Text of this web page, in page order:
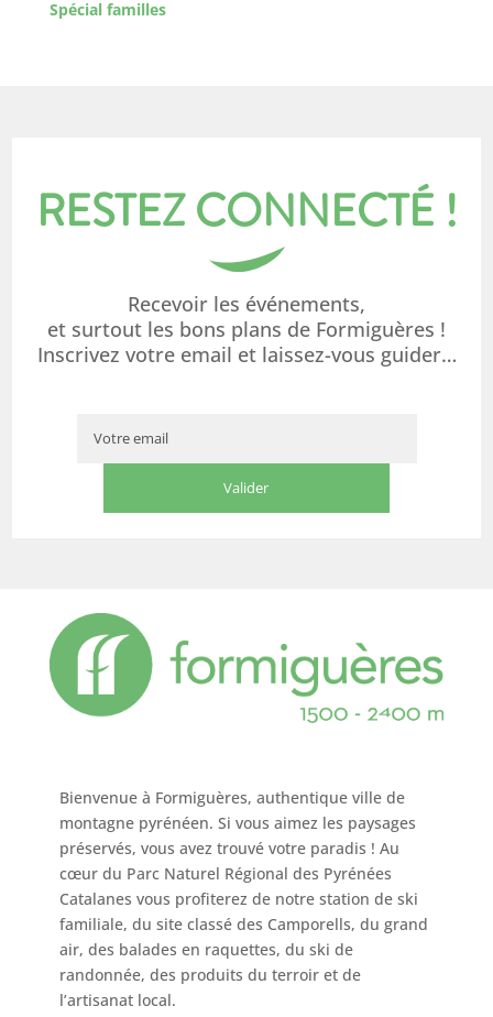
Spécial familles
RESTEZ CONNECTÉ !
Recevoir les événements,
et surtout les bons plans de Formiguères !
Inscrivez votre email et laissez-vous guider…
Bienvenue à Formiguères, authentique ville de
montagne pyrénéen. Si vous aimez les paysages
préservés, vous avez trouvé votre paradis ! Au
cœur du Parc Naturel Régional des Pyrénées
Catalanes vous profiterez de notre station de ski
familiale, du site classé des Camporells, du grand
air, des balades en raquettes, du ski de
randonnée, des produits du terroir et de
l’artisanat local.